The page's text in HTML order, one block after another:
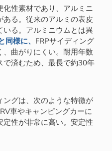
性素材であり、アルミニ
る。従来のアルミの表皮
いる。アルミニウムとは異
様に、 FRPサイディング
曲がりにくい。耐用年数
で済むため、最長で約30年
ングは、次のような特徴が
車やキャンピングカーに
性が非常に高い。安定性